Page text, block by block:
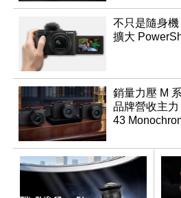
不只是隨身
擴大
銷量力壓 M
品牌營收主
43